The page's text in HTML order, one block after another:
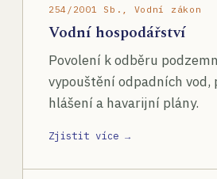
254/2001 Sb., Vodní zákon
Vodní hospodářství
Povolení k odběru
vypouštění odpadních vod,
hlášení a havarijní plány.
Zjistit více →